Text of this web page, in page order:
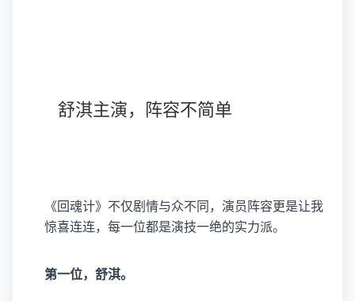
舒淇主演，阵容不简单
《回魂计》不仅剧情与众不同，演员阵容更是让我
惊喜连连，每一位都是演技一绝的实力派。
第一位，舒淇。